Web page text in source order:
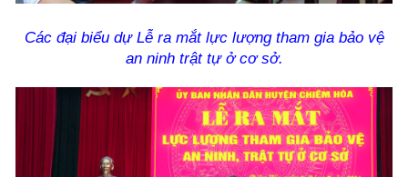
Các đại biểu dự Lễ ra mắt lực lượng tham gia bảo vệ
an ninh trật tự ở cơ sở.